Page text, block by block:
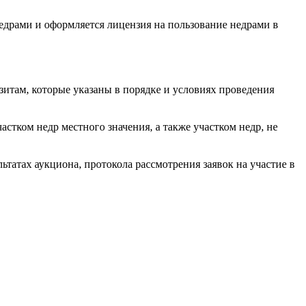
и оформляется лицензия на пользование недрами в
которые указаны в порядке и условиях проведения
недр местного значения, а также участком недр, не
аукциона, протокола рассмотрения заявок на участие в